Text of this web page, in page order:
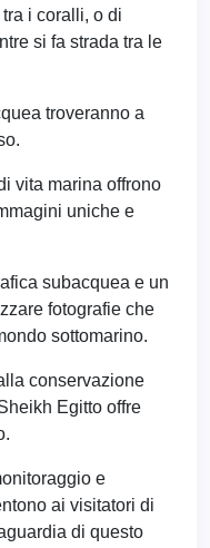
i coralli, o di
si fa strada tra le
troveranno a
vita marina offrono
uniche e
subacquea e un
fotografie che
sottomarino.
conservazione
Egitto offre
e
ai visitatori di
di questo